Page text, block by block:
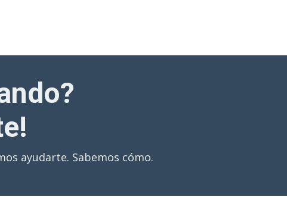
ayudarte. Sabemos cómo.